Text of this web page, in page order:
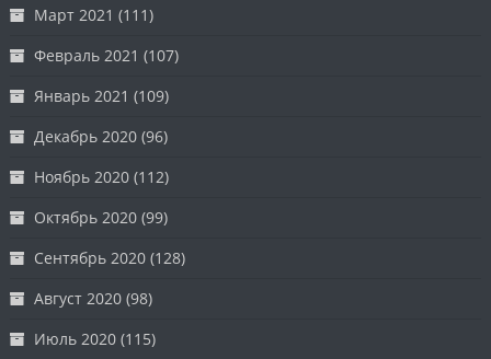
Март 2021 (111)
Февраль 2021 (107)
Январь 2021 (109)
Декабрь 2020 (96)
Ноябрь 2020 (112)
Октябрь 2020 (99)
Сентябрь 2020 (128)
Август 2020 (98)
Июль 2020 (115)